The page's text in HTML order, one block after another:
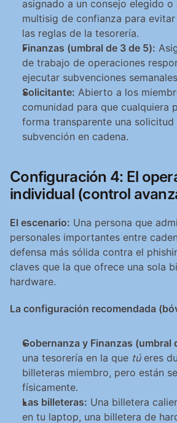
asignado a un consejo elegido
multisig de confianza para
las reglas de la tesorería.
Finanzas (umbral de 3 de 5):
de trabajo de operaciones
ejecutar subvenciones
Solicitante: Abierto a los
comunidad para que cualquiera
forma transparente una solicitud
subvención en cadena.
Configuración 4: El
individual (control
El escenario: Una persona que
personales importantes entre
defensa más sólida contra el
claves que la que ofrece una sola
hardware.
La configuración recomendada
Gobernanza y Finanzas (umbral
una tesorería en la que tú eres
billeteras miembro, pero están
físicamente.
Las billeteras: Una billetera
en tu laptop, una billetera de